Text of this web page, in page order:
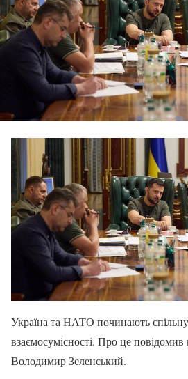
Україна та НАТО починають
взаємосумісності. Про це
Володимир Зеленський.